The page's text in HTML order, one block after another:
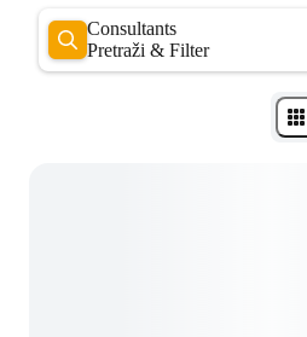
Consultants
Pretraži & Filter